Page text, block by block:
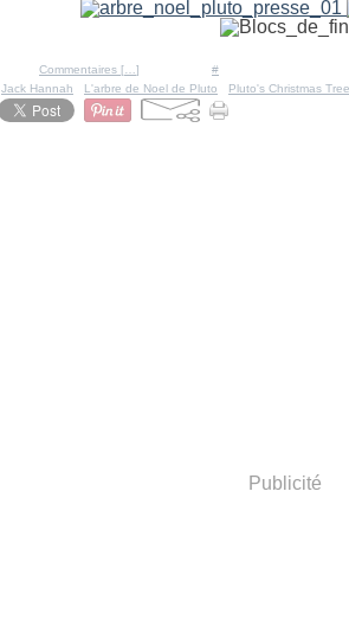
Commentaires [ ] #
Jack Hannah L'arbre de Noel de Pluto Pluto's Christmas Tree
Publicité